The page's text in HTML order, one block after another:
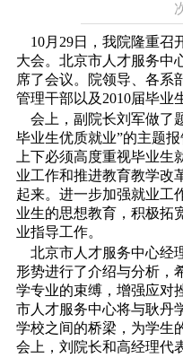
10月29日
，我院隆重召
大会。北京市人才服务中
席了会议。院领导、各系
管理干部以及2010届毕业
会上，副院长刘军做了
毕业生优质就业”的主题
上下必须高度重视毕业
业工作和推进教育教学改
起来。进一步加强就业工
业生的思想教育，积极拓
业指导工作。
北京市人才服务中心经
形势进行了介绍与分析，
学专业的束缚，增强应对
市人才服务中心将与耿丹
学校之间的桥梁，为学生
会上，刘院长和高经理代